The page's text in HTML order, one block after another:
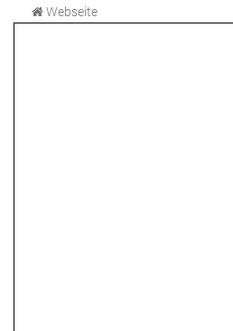
Webseite